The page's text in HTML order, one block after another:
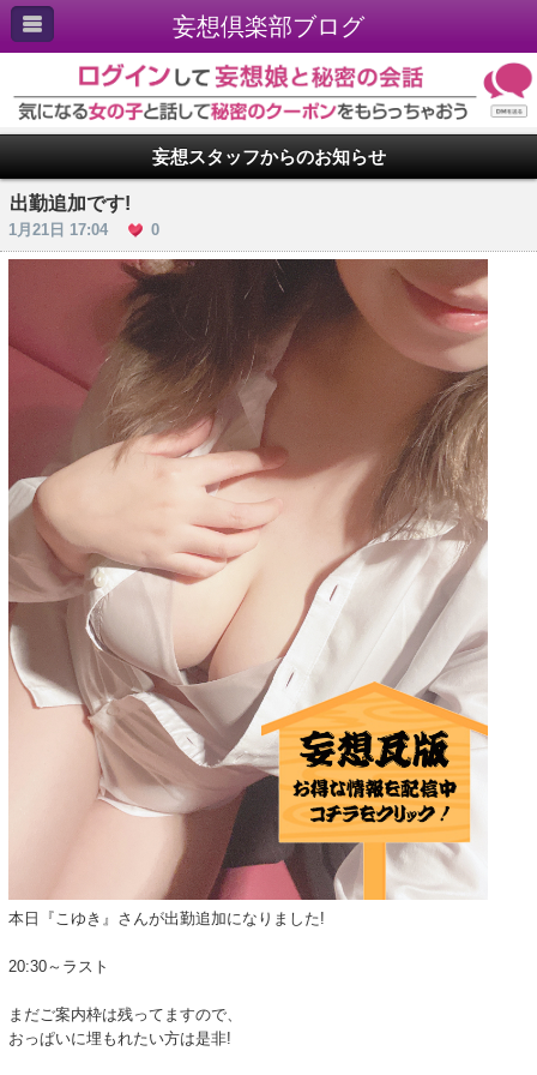
妄想倶楽部ブログ
妄想スタッフからのお知らせ
出勤追加です!
1月21日 17:04 0
本日『こゆき』さんが出勤追加になりました!
20:30～ラスト
まだご案内枠は残ってますので、
おっぱいに埋もれたい方は是非!